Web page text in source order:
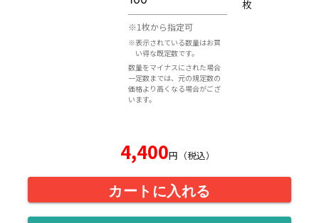
※1枚から指定可
※表示されている数量はお買
い得な既定数です。
数量をマイナスにされた場合
一定数までは、元の規定数の
価格より高くなる場合がござ
います。
枚
4,400円（税込）
カートに入れる